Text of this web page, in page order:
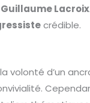
Guillaume Lacroix
crédible.
volonté d’un